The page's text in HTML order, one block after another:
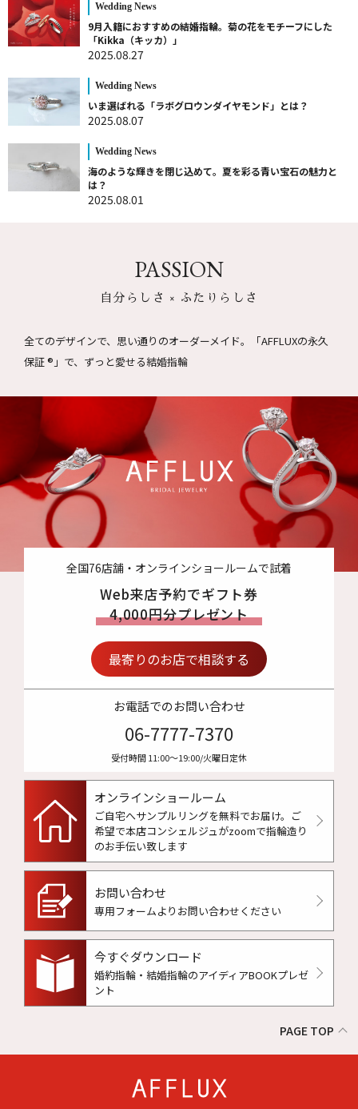
Wedding News
9月入籍におすすめの結婚指輪。菊の花をモチーフにした
「Kikka（キッカ）」
2025.08.27
Wedding News
いま選ばれる「ラボグロウンダイヤモンド」とは？
2025.08.07
Wedding News
海のような輝きを閉じ込めて。夏を彩る青い宝石の魅力と
は？
2025.08.01
PASSION
自分らしさ × ふたりらしさ
全てのデザインで、思い通りのオーダーメイド。
「AFFLUXの永久
保証 ®」で、ずっと愛せる結婚指輪
全国76店舗・オンラインショールームで試着
Web来店予約でギフト券
4,000円分プレゼント
最寄りのお店で相談する
お電話でのお問い合わせ
06-7777-7370
受付時間 11:00〜19:00/火曜日定休
オンラインショールーム
ご自宅へサンプルリングを無料でお届け。 ご
希望で本店コンシェルジュがzoomで指輪造り
のお手伝い致します
お問い合わせ
専用フォームよりお問い合わせください
今すぐダウンロード
婚約指輪・結婚指輪のアイディアBOOKプレゼ
ント
PAGE TOP